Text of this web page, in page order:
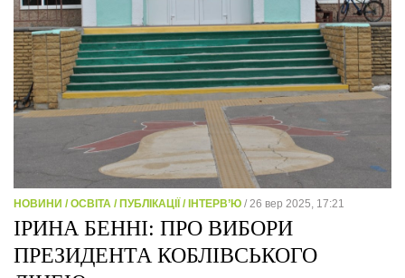
НОВИНИ / ОСВІТА / ПУБЛІКАЦІЇ / ІНТЕРВ’Ю / 26 вер 2025, 17:21
ІРИНА БЕННІ: ПРО ВИБОРИ
ПРЕЗИДЕНТА КОБЛІВСЬКОГО